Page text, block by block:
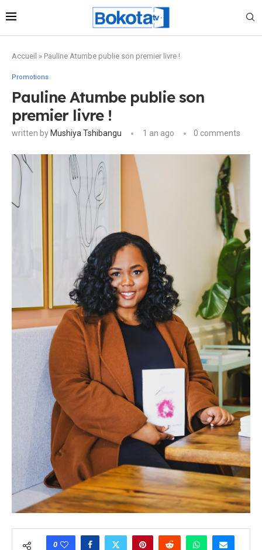
Accueil » Pauline Atumbe publie son premier livre !
Promotions
Pauline Atumbe publie son
premier livre !
written by Mushiya Tshibangu 1 an ago 0 comments
0